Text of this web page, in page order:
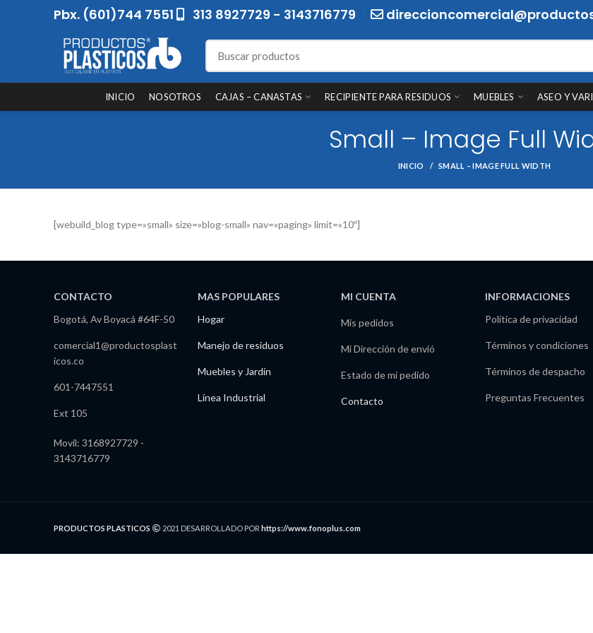
Pbx. (601)744 7551 313 8927729 - 3143716779
INICIO NOSOTROS CAJAS – CANASTAS RECIPIENTE PARA RESIDUOS MUEBLES ASEO Y
Small – Image Full
INICIO SMALL – IMAGE FULL WIDTH
[webuild_blog type=»small» size=»blog-small» nav=»paging» limit=»10″]
CONTACTO
Bogotá, Av Boyacá #64F-50
comercial1@productosplast
icos.co
601-7447551
Ext 105
Movil: 3168927729 -
3143716779
MAS POPULARES
Hogar
Manejo de residuos
Muebles y Jardín
Línea Industrial
MI CUENTA
Mis pedidos
Mi Dirección de envió
Estado de mi pedido
Contacto
INFORMACIONES
Política de privacidad
Términos y condiciones
Términos de despacho
Preguntas Frecuentes
PRODUCTOS PLASTICOS 2021 DESARROLLADO POR https://www.fonoplus.com